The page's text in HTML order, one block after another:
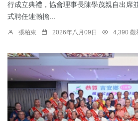
行成立典禮，協會理事長陳學茂親自出席
式聘任連瀚擔...
張柏東 2026年八月09日 4,390 觀